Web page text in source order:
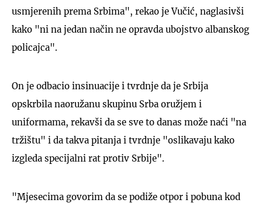
usmjerenih prema Srbima", rekao je Vučić, naglasivši
kako "ni na jedan način ne opravda ubojstvo albanskog
policajca".
On je odbacio insinuacije i tvrdnje da je Srbija
opskrbila naoružanu skupinu Srba oružjem i
uniformama, rekavši da se sve to danas može naći "na
tržištu" i da takva pitanja i tvrdnje "oslikavaju kako
izgleda specijalni rat protiv Srbije".
"Mjesecima govorim da se podiže otpor i pobuna kod